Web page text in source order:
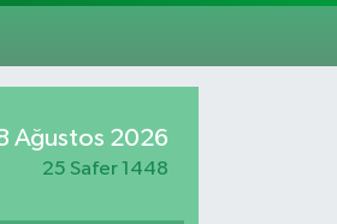
Ağustos 2026
25 Safer 1448